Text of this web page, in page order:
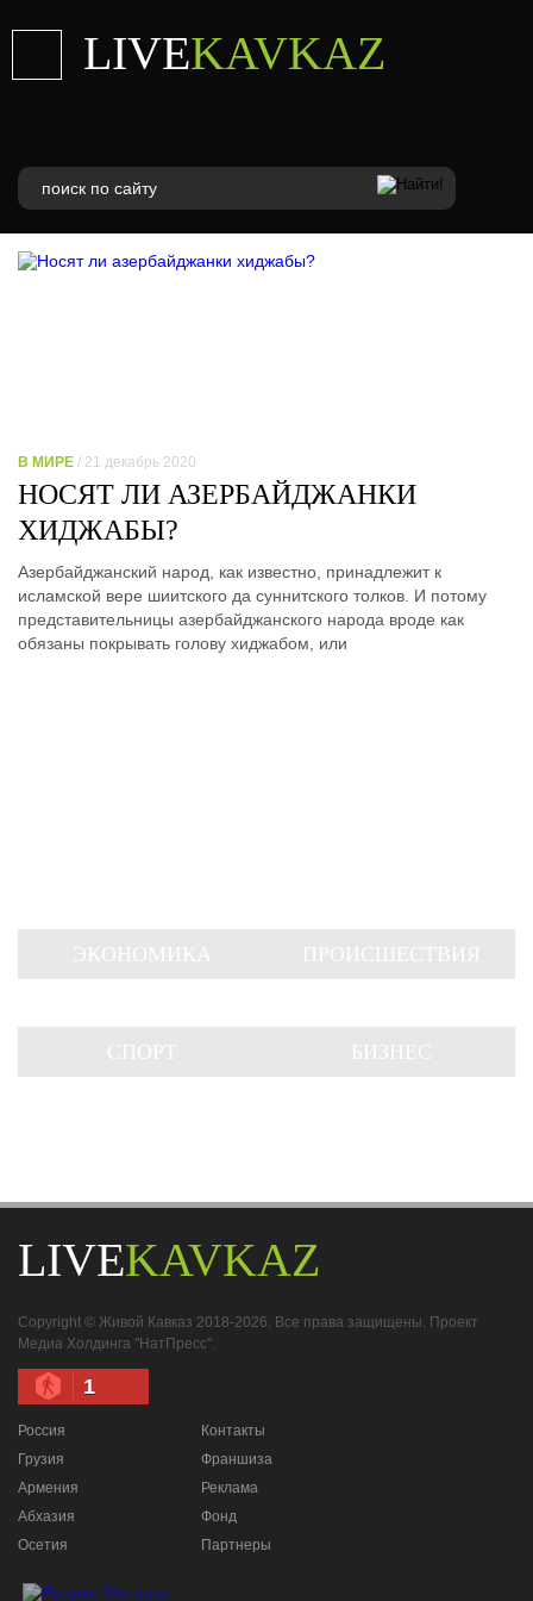
LIVEKAVKAZ
В МИРЕ / 21 декабрь 2020
НОСЯТ ЛИ АЗЕРБАЙДЖАНКИ
ХИДЖАБЫ?
Азербайджанский народ, как известно, принадлежит к
исламской вере шиитского да суннитского толков. И потому
представительницы азербайджанского народа вроде как
обязаны покрывать голову хиджабом, или
LIVEKAVKAZ
Copyright © Живой Кавказ 2018-2026. Все права защищены. Проект
Медиа Холдинга "НатПресс".
1
Россия
Грузия
Армения
Абхазия
Осетия
Контакты
Франшиза
Реклама
Фонд
Партнеры